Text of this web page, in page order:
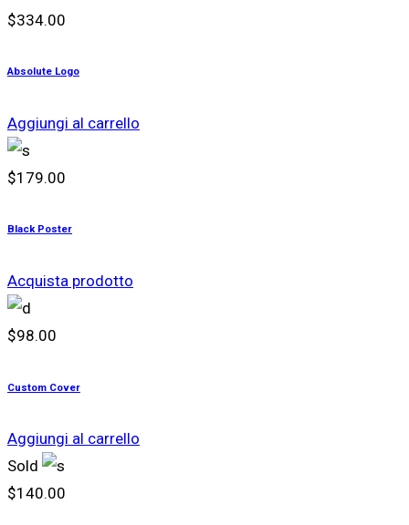
$334.00
Absolute Logo
Aggiungi al carrello
$179.00
Black Poster
Acquista prodotto
$98.00
Custom Cover
Aggiungi al carrello
Sold
$140.00